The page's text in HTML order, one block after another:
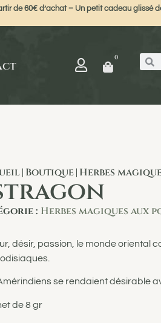
de 60€ d’achat – Un petit cadeau glissé
0
Boutique Herbes
: Herbes magiques aux
désir, passion, le monde oriental
se rendaient désirable
de 8 gr